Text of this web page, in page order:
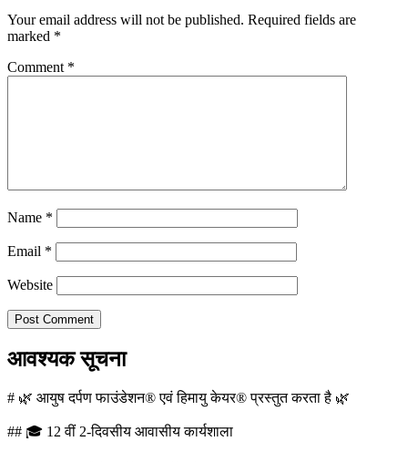
Your email address will not be published. Required fields are
marked *
Comment *
Name *
Email *
Website
आवश्यक सूचना
# 🌿 आयुष दर्पण फाउंडेशन® एवं हिमायु केयर® प्रस्तुत करता है 🌿
## 🎓 12 वीं 2-दिवसीय आवासीय कार्यशाला